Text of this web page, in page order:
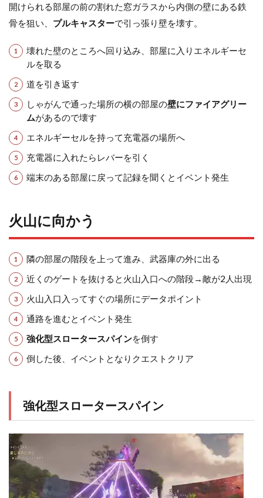
開けられる部屋の前の割れた窓ガラスから内側の壁にある鉄
骨を狙い、 プルキャスターで引っ張り壁を壊す。
壊れた壁のところへ回り込み、部屋に入りエネルギーセ
ルを取る
道を引き返す
しゃがんで通った場所の横の部屋の壁にファイアグリー
ムがあるので壊す
エネルギーセルを持って充電器の場所へ
充電器に入れたらレバーを引く
端末のある部屋に戻って記録を聞くとイベント発生
火山に向かう
隣の部屋の階段を上って進み、武器庫の外に出る
近くのゲートを抜けると火山入口への階段→敵が2人出現
火山入口入ってすぐの場所にデータポイント
通路を進むとイベント発生
強化型スロータースパインを倒す
倒した後、イベントとなりクエストクリア
強化型スロータースパイン